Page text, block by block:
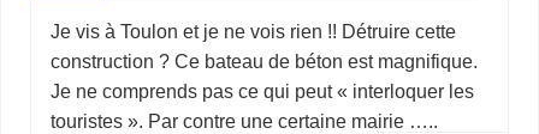
Je vis à Toulon et je ne vois rien !! Détruire cette
construction ? Ce bateau de béton est magnifique.
Je ne comprends pas ce qui peut « interloquer les
touristes ». Par contre une certaine mairie …..